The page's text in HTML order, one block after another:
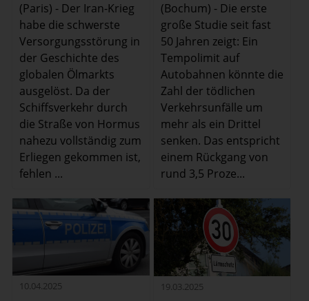
(Paris) - Der Iran-Krieg
habe die schwerste
Versorgungsstörung in
der Geschichte des
globalen Ölmarkts
ausgelöst. Da der
Schiffsverkehr durch
die Straße von Hormus
nahezu vollständig zum
Erliegen gekommen ist,
fehlen ...
(Bochum) - Die erste
große Studie seit fast
50 Jahren zeigt: Ein
Tempolimit auf
Autobahnen könnte die
Zahl der tödlichen
Verkehrsunfälle um
mehr als ein Drittel
senken. Das entspricht
einem Rückgang von
rund 3,5 Proze...
10.04.2025 19.03.2025